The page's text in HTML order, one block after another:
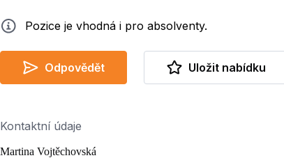
Info Pozice je vhodná i pro absolventy.
Odpovědět Uložit nabídku
Kontaktní údaje
Martina Vojtěchovská